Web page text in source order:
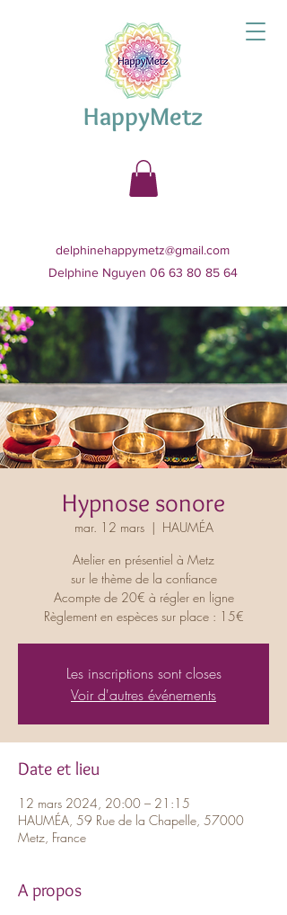
HappyMetz
delphinehappymetz@gmail.com
Delphine Nguyen 06 63 80 85 64
Hypnose sonore
mar. 12 mars
  |
HAUMÉA
Atelier en présentiel à Metz
sur le thème de la confiance
Acompte de 20€ à régler en ligne
Règlement en espèces sur place : 15€
Les inscriptions sont closes
Voir d'autres événements
Date et lieu
12 mars 2024, 20:00 – 21:15
HAUMÉA, 59 Rue de la Chapelle, 57000
Metz, France
A propos